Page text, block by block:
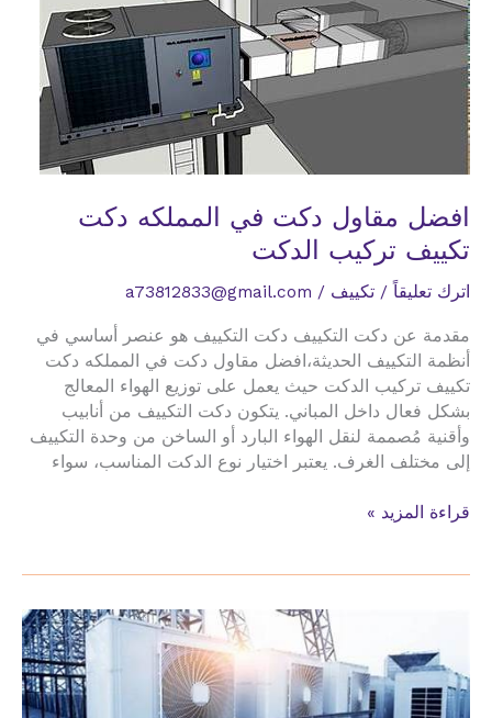
افضل مقاول دكت في المملكه دكت
تكييف تركيب الدكت
اترك تعليقاً / تكييف /
a73812833@gmail.com
مقدمة عن دكت التكييف دكت التكييف هو عنصر أساسي في
أنظمة التكييف الحديثة،افضل مقاول دكت في المملكه دكت
تكييف تركيب الدكت حيث يعمل على توزيع الهواء المعالج
بشكل فعال داخل المباني. يتكون دكت التكييف من أنابيب
وأقنية مُصممة لنقل الهواء البارد أو الساخن من وحدة التكييف
إلى مختلف الغرف. يعتبر اختيار نوع الدكت المناسب، سواء
افضل
تكييف
تركيب
الدكت
قراءة المزيد »